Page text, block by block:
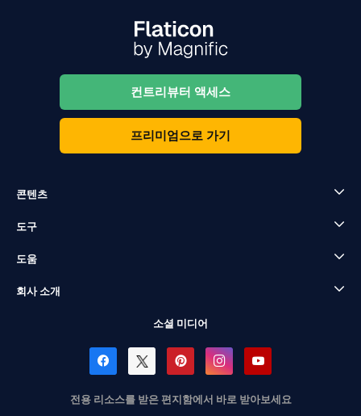
컨트리뷰터 액세스
프리미엄으로 가기
콘텐츠
도구
도움
회사 소개
소셜 미디어
전용 리소스를 받은 편지함에서 바로 받아보세요